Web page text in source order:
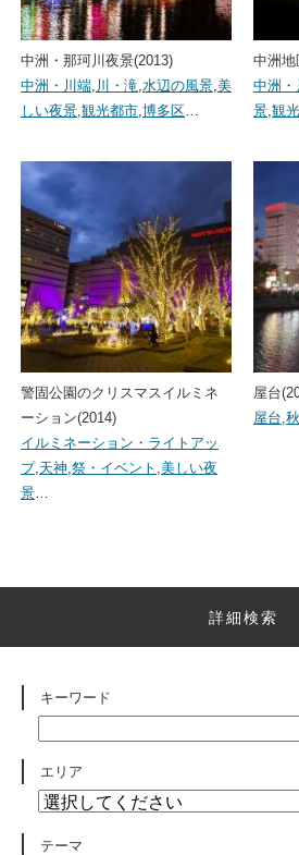
中洲・那珂川夜景(2013)
中洲・川端, 川・滝,水辺の風景,美
しい夜景,観光都市,博多区…
中洲地
中洲・
景,観
警固公園のクリスマスイルミネ
ーション(2014)
イルミネーション・ライトアッ
プ,天神,祭・イベント ,美しい夜
景…
屋台
屋台,秋
詳細検索
キーワード
エリア
テーマ